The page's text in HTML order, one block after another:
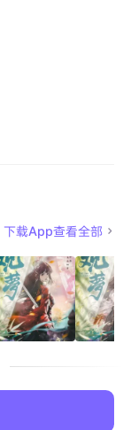
下载App查看全部 